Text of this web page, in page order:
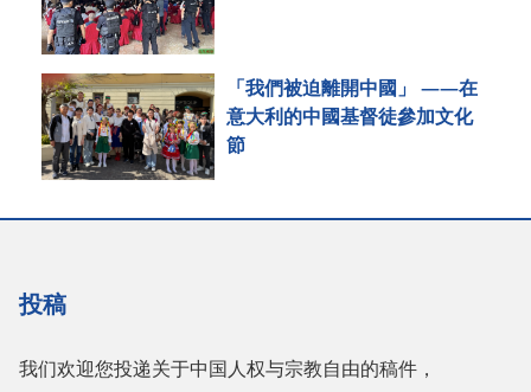
「我們被迫離開中國」 ——在
意大利的中國基督徒參加文化
節
投稿
我们欢迎您投递关于中国人权与宗教自由的稿件，